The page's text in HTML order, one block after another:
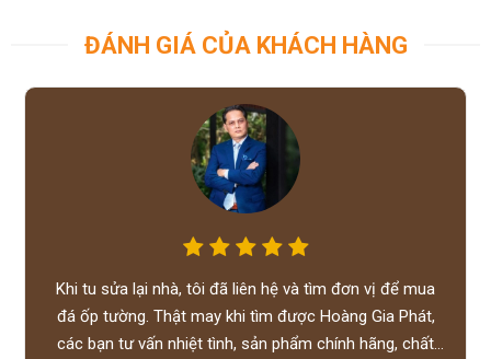
ĐÁNH GIÁ CỦA KHÁCH HÀNG
Khi tu sửa lại nhà, tôi đã liên hệ và tìm đơn vị để mua
đá ốp tường. Thật may khi tìm được Hoàng Gia Phát,
các bạn tư vấn nhiệt tình, sản phẩm chính hãng, chất